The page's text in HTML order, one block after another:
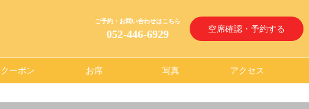
ご予約・お問い合わせはこちら
052-446-6929 空席確認・予約する
クーポン お席 写真 アクセス